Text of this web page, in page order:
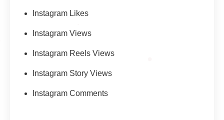
Instagram Likes
Instagram Views
Instagram Reels Views
Instagram Story Views
Instagram Comments